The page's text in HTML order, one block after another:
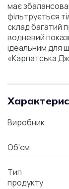
має
фільтрується
склад багатий
водневий
ідеальним для
«Карпатська
Виробник
Об'єм
Тип
продукту